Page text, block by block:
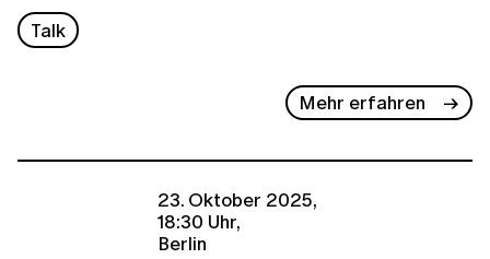
Talk
Mehr erfahren
23. Oktober 2025,
18:30 Uhr,
Berlin